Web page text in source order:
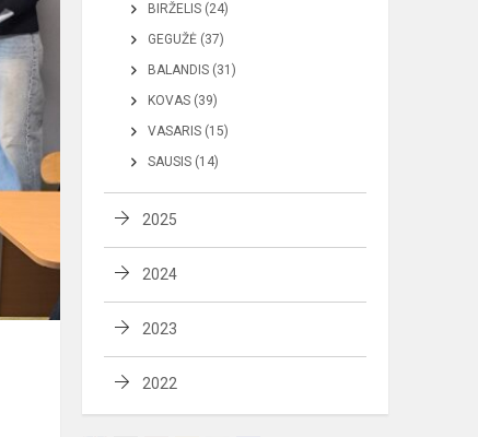
BIRŽELIS (24)
GEGUŽĖ (37)
BALANDIS (31)
KOVAS (39)
VASARIS (15)
SAUSIS (14)
2025
2024
2023
2022